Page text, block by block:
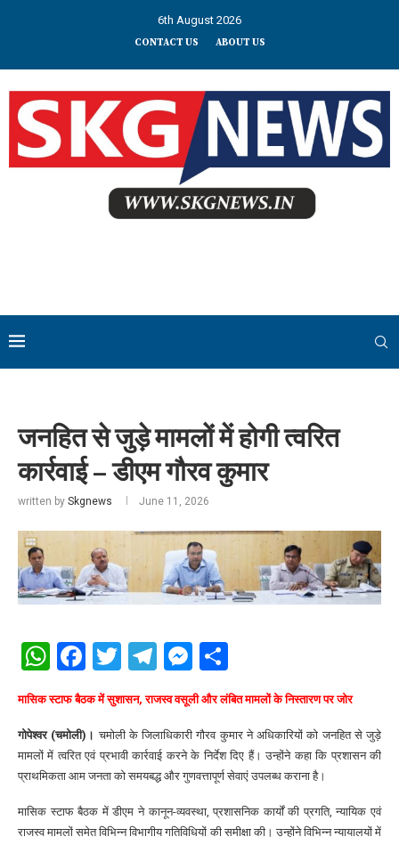
6th August 2026
CONTACT US ABOUT US
जनहित से जुड़े मामलों में होगी त्वरित
कार्रवाई – डीएम गौरव कुमार
written by Skgnews June 11, 2026
WhatsApp
Facebook
Twitter
Telegram
Messenger
मासिक स्टाफ बैठक में सुशासन, राजस्व वसूली और लंबित मामलों के निस्तारण पर जोर
गोपेश्वर (चमोली)। चमोली के जिलाधिकारी गौरव कुमार ने अधिकारियों को जनहित से जुड़े
मामलों में त्वरित एवं प्रभावी कार्रवाई करने के निर्देश दिए हैं। उन्होंने कहा कि प्रशासन की
प्राथमिकता आम जनता को समयबद्ध और गुणवत्तापूर्ण सेवाएं उपलब्ध कराना है।
मासिक स्टाफ बैठक में डीएम ने कानून-व्यवस्था, प्रशासनिक कार्यों की प्रगति, न्यायिक एवं
राजस्व मामलों समेत विभिन्न विभागीय गतिविधियों की समीक्षा की। उन्होंने विभिन्न न्यायालयों में